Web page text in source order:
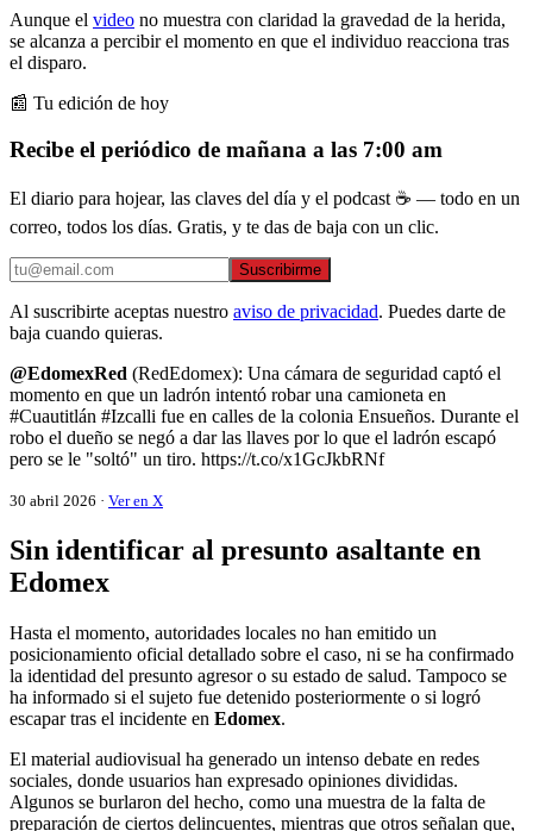
Aunque el video no muestra con claridad la gravedad de la herida,
se alcanza a percibir el momento en que el individuo reacciona tras
el disparo.
📰 Tu edición de hoy
Recibe el periódico de mañana a las 7:00 am
El diario para hojear, las claves del día y el podcast ☕ — todo en un
correo, todos los días. Gratis, y te das de baja con un clic.
Suscribirme
Al suscribirte aceptas nuestro aviso de privacidad. Puedes darte de
baja cuando quieras.
@EdomexRed (RedEdomex): Una cámara de seguridad captó el
momento en que un ladrón intentó robar una camioneta en
#Cuautitlán #Izcalli fue en calles de la colonia Ensueños. Durante el
robo el dueño se negó a dar las llaves por lo que el ladrón escapó
pero se le "soltó" un tiro. https://t.co/x1GcJkbRNf
30 abril 2026 · Ver en X
Sin identificar al presunto asaltante en
Edomex
Hasta el momento, autoridades locales no han emitido un
posicionamiento oficial detallado sobre el caso, ni se ha confirmado
la identidad del presunto agresor o su estado de salud. Tampoco se
ha informado si el sujeto fue detenido posteriormente o si logró
escapar tras el incidente en Edomex.
El material audiovisual ha generado un intenso debate en redes
sociales, donde usuarios han expresado opiniones divididas.
Algunos se burlaron del hecho, como una muestra de la falta de
preparación de ciertos delincuentes, mientras que otros señalan que,